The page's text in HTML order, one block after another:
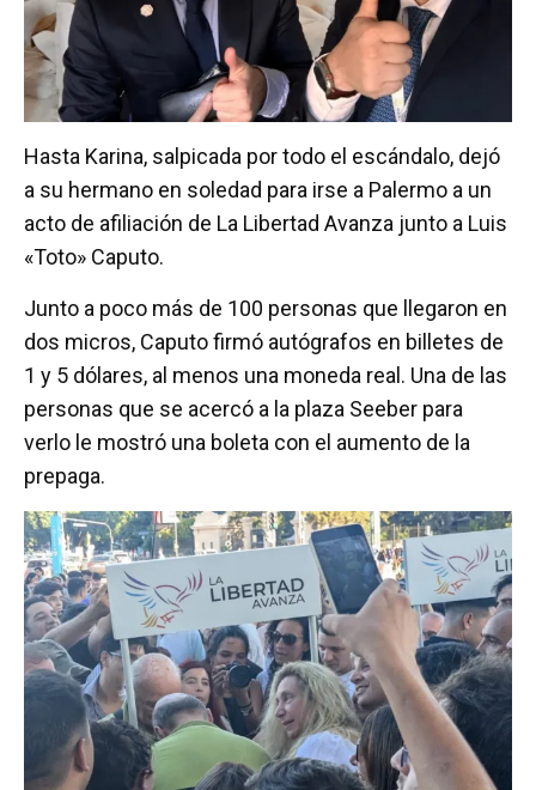
Hasta Karina, salpicada por todo el escándalo, dejó
a su hermano en soledad para irse a Palermo a un
acto de afiliación de La Libertad Avanza junto a Luis
«Toto» Caputo.
Junto a poco más de 100 personas que llegaron en
dos micros, Caputo firmó autógrafos en billetes de
1 y 5 dólares, al menos una moneda real. Una de las
personas que se acercó a la plaza Seeber para
verlo le mostró una boleta con el aumento de la
prepaga.